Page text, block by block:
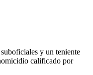
y un teniente
calificado por